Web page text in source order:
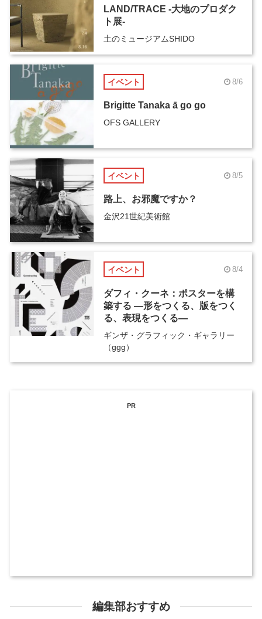
LAND/TRACE -大地のプロダク
ト展-
土のミュージアムSHIDO
イベント 8/6
Brigitte Tanaka ā go go
OFS GALLERY
イベント 8/5
路上、お邪魔ですか？
金沢21世紀美術館
イベント 8/4
ダフィ・クーネ：ポスターを構
築する ―形をつくる、版をつく
る、表現をつくる―
ギンザ・グラフィック・ギャラリー
（ggg）
PR
編集部おすすめ